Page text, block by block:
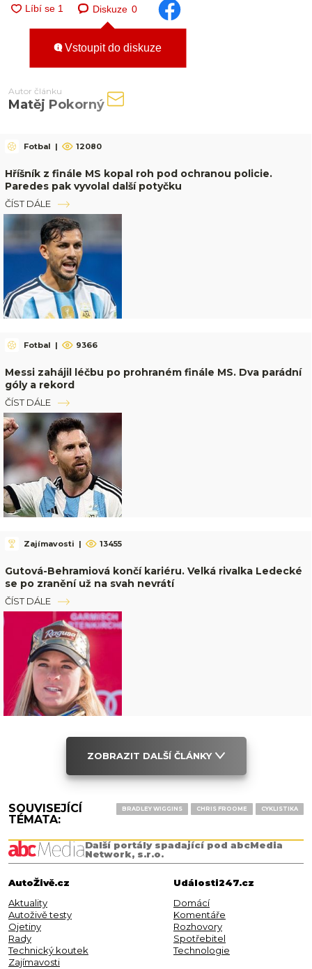
Diskuze 0
Vstoupit do diskuze
Autor článku
Matěj Pokorný
Fotbal | 12080
Hříšník z finále MS kopal roh pod ochranou policie.
Paredes pak vyvolal další potyčku
ČÍST DÁLE
Fotbal | 9366
Messi zahájil léčbu po prohraném finále MS. Dva parádní
góly a rekord
ČÍST DÁLE
Zajímavosti | 13455
Gutová-Behramiová končí kariéru. Velká rivalka Ledecké
se po zranění už na svah nevrátí
ČÍST DÁLE
ZOBRAZIT DALŠÍ ČLÁNKY
SOUVISEJÍCÍ
TÉMATA:
BRADLEY WIGGINS CHRIS FROOME CYKLISTIKA
Další portály spadající pod abcMedia
Network, s.r.o.
AutoŽivě.cz
Aktuality
Autoživě testy
Ojetiny
Rady
Technický koutek
Zajímavosti
Události247.cz
Domácí
Komentáře
Rozhovory
Spotřebitel
Technologie